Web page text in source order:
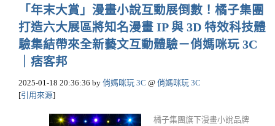
「年末大賞」漫畫小說互動展倒數！橘子集團
打造六大展區將知名漫畫 IP 與 3D 特效科技體
驗集結帶來全新藝文互動體驗－俏媽咪玩 3C
｜痞客邦
2025-01-18 20:36:36 by 俏媽咪玩 3C @ 俏媽咪玩 3C
[引用來源]
橘子集團旗下漫畫小說品牌